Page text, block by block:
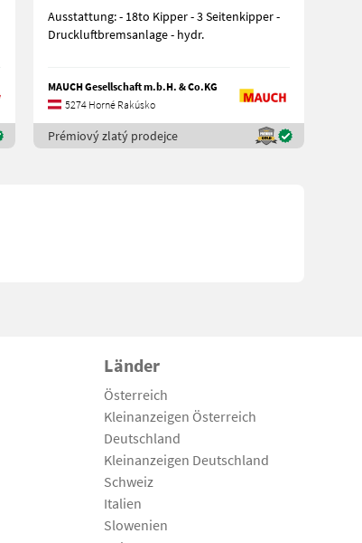
Ausstattung: - 18to Kipper - 3 Seitenkipper -
Druckluftbremsanlage - hydr.
MAUCH Gesellschaft m.b.H. & Co.KG
5274 Horné Rakúsko
Prémiový zlatý prodejce
Länder
Österreich
Kleinanzeigen Österreich
Deutschland
Kleinanzeigen Deutschland
Schweiz
Italien
Slowenien